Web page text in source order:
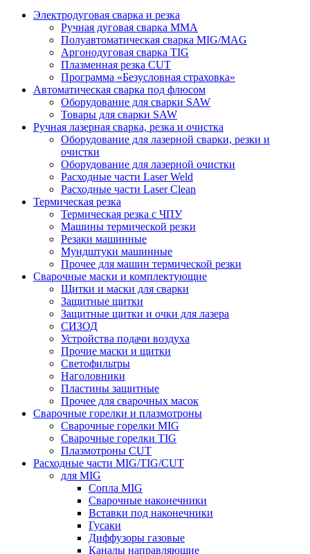
Электродуговая сварка и резка
Ручная дуговая сварка MMA
Полуавтоматическая сварка MIG/MAG
Аргонодуговая сварка TIG
Плазменная резка CUT
Программа «Безусловная страховка»
Автоматическая сварка под флюсом
Оборудование для сварки SAW
Товары для сварки SAW
Ручная лазерная сварка, резка и очистка
Оборудование для лазерной сварки, резки и
очистки
Оборудование для лазерной очистки
Расходные части Laser Weld
Расходные части Laser Clean
Термическая резка
Термическая резка с ЧПУ
Машины термической резки
Резаки машинные
Мундштуки машинные
Прочее для машин термической резки
Сварочные маски и комплектующие
Щитки и маски для сварки
Защитные щитки
Защитные щитки и очки для лазера
СИЗОД
Устройства подачи воздуха
Прочие маски и щитки
Светофильтры
Наголовники
Пластины защитные
Прочее для сварочных масок
Сварочные горелки и плазмотроны
Сварочные горелки MIG
Сварочные горелки TIG
Плазмотроны CUT
Расходные части MIG/TIG/CUT
для MIG
Сопла MIG
Сварочные наконечники
Вставки под наконечники
Гусаки
Диффузоры газовые
Каналы направляющие